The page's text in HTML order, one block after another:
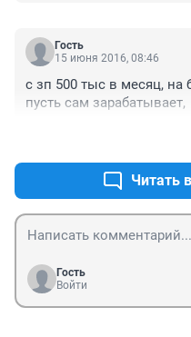
Гость
15 июня 2016, 08:46
с зп 500 тыс в месяц, на
пусть сам зарабатывает,
Читать
Гость
Войти